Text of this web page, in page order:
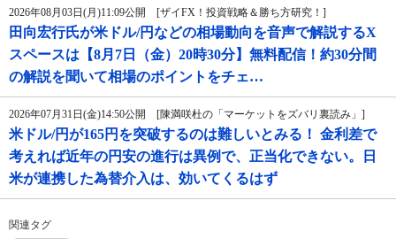
2026年08月03日(月)11:09公開 [ザイFX！投資戦略＆勝ち方研究！]
田向宏行氏が米ドル/円などの相場動向を音声で解説するX
スペースは【8月7日（金）20時30分】無料配信！約30分間
の解説を聞いて相場のポイントをチェ…
2026年07月31日(金)14:50公開 [陳満咲杜の「マーケットをズバリ裏読み」]
米ドル/円が165円を突破するのは難しいとみる！ 金利差で
考えれば近年の円安の進行は異例で、正当化できない。日
米が連携した為替介入は、効いてくるはず
関連タグ